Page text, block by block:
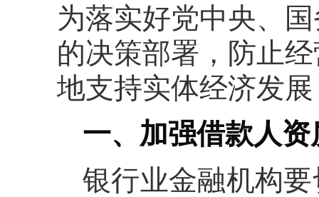
为落实好党中央、
的决策部署，防止
地支持实体经济发
一、加强借款人资
银行业金融机构